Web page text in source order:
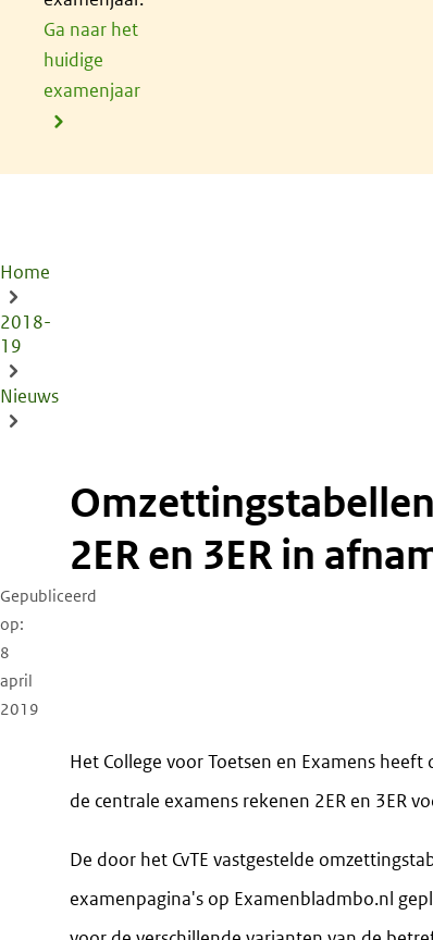
Ga naar het
huidige
examenjaar
Kruimelpad
Home
2018-
19
Nieuws
Omzettingstabellen centrale examens rekenen
2ER en 3ER in
Gepubliceerd
op
8
april
2019
Het College voor Toetsen en Examens
de centrale examens rekenen 2ER en 3ER
De door het CvTE vastgestelde
examenpagina's op Examenbladmbo.nl